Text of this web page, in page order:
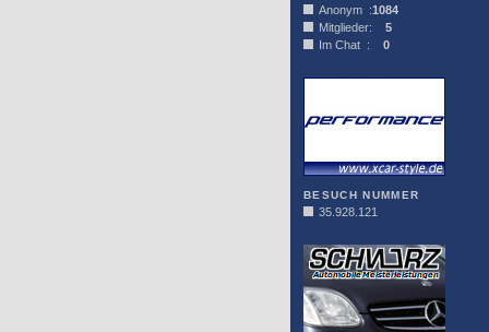
Anonym :1084
Mitglieder: 5
Im Chat : 0
BESUCH NUMMER
35.928.121